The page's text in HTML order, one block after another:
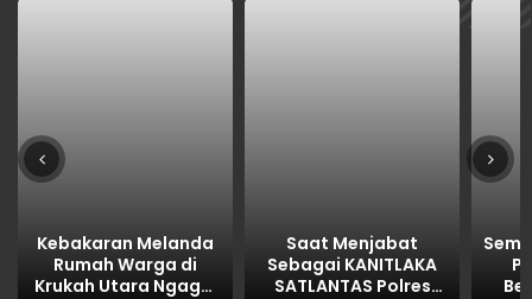
Kebakaran Melanda
Rumah Warga di
Krukah Utara Ngagel
Saat Menjabat
Sebagai KANITLAKA
SATLANTAS Polres